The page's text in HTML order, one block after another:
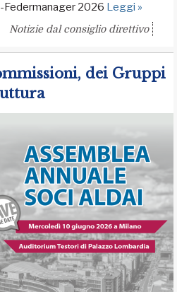
Federmanager 2026 Leggi »
Notizie dal consiglio direttivo
dei Gruppi